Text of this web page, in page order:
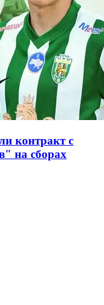
контракт с
на сборах